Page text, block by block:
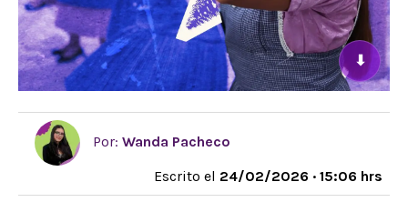
⬇
Por: Wanda Pacheco
Escrito el 24/02/2026 · 15:06 hrs